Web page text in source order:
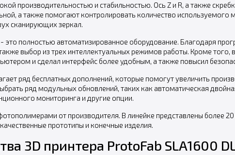
производительностью и стабильностью. Ось Z и R, а также
а также помогают контролировать количество используемого
сканирующих зеркал.
- это полностью автоматизированное оборудование. Благодаря
выбор из трех интеллектуальных режимов работы. Кроме
и сделал интерфейс более удобным, а также повысил
ряд бесплатных дополнений, которые помогут увеличить
ряд модульных обновлений, таких как автоматическая
мониторинга и другие опции.
от производителя. В линейке представлены более
прототипы и конечные изделия.
3D принтера ProtoFab SLA1600